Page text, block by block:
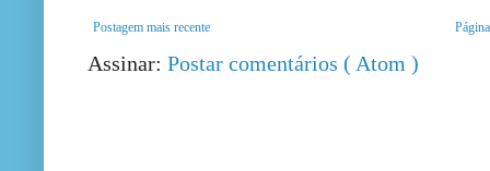
Postagem mais recente
Assinar: Postar comentários ( Atom )